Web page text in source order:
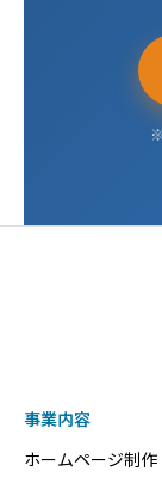
事業内容
ホームページ制作